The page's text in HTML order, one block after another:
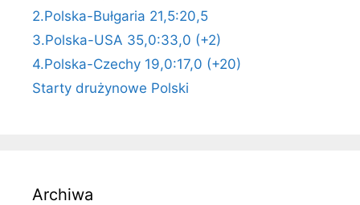
2.Polska-Bułgaria 21,5:20,5
3.Polska-USA 35,0:33,0 (+2)
4.Polska-Czechy 19,0:17,0 (+20)
Starty drużynowe Polski
Archiwa